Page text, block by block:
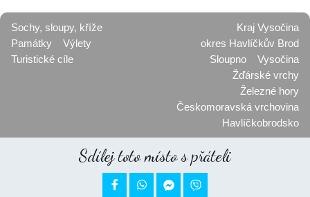
Sochy, sloupy, kříže
Památky
Výlety
Turistické cíle
Kraj Vysočina
okres Havlíčkův Brod
Sloupno
Vysočina
Žďárské vrchy
Železné hory
Českomoravská vrchovina
Havlíčkobrodsko
Sdílej toto místo s přáteli
 